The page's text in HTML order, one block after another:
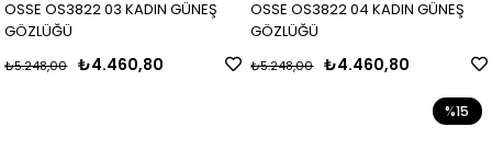
OSSE OS3822 03 KADIN GÜNEŞ
GÖZLÜĞÜ
₺4.460,80
₺5.248,00
OSSE OS3822 04 KADIN GÜNEŞ
GÖZLÜĞÜ
₺4.460,80
₺5.248,00
%15